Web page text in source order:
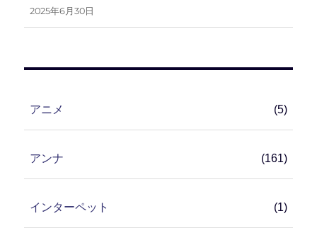
2025年6月30日
アニメ (5)
アンナ (161)
インターペット (1)